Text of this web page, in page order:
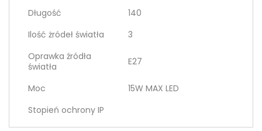
Długość
140
Ilość żródeł światła
3
Oprawka źródła
światła
E27
Moc
15W MAX LED
Stopień ochrony IP